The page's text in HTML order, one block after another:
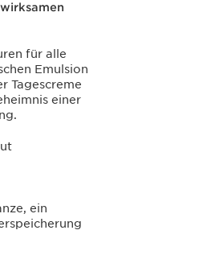
für alle
Emulsion
Tagescreme
einer
ein